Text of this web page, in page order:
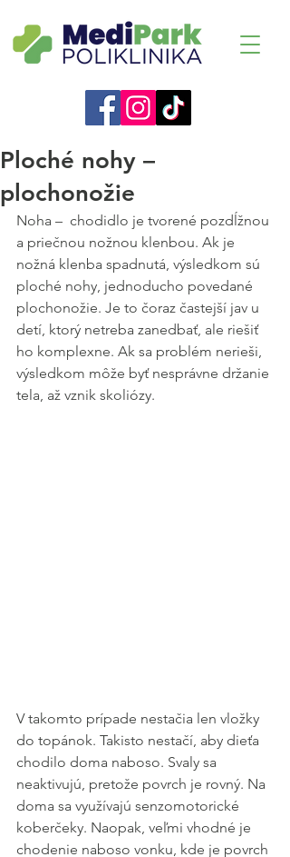
Ploché nohy –
plochonožie
Noha –  chodidlo je tvorené pozdĺžnou
a priečnou nožnou klenbou. Ak je
nožná klenba spadnutá, výsledkom sú
ploché nohy, jednoducho povedané
plochonožie. Je to čoraz častejší jav u
detí, ktorý netreba zanedbať, ale riešiť
ho komplexne. Ak sa problém nerieši,
výsledkom môže byť nesprávne držanie
tela, až vznik skoliózy.
V takomto prípade nestačia len vložky
do topánok. Takisto nestačí, aby dieťa
chodilo doma naboso. Svaly sa
neaktivujú, pretože povrch je rovný. Na
doma sa využívajú senzomotorické
koberčeky. Naopak, veľmi vhodné je
chodenie naboso vonku, kde je povrch